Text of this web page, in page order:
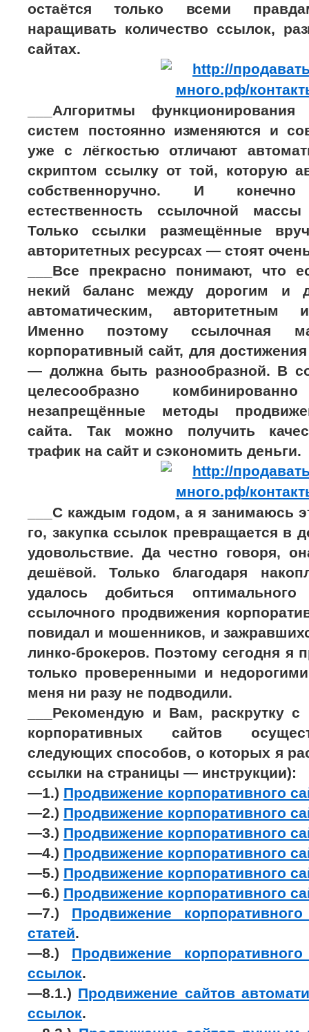
остаётся только всеми
наращивать количество ссылок,
сайтах.
___Алгоритмы
систем постоянно изменяются и
уже с лёгкостью отличают
скриптом ссылку от той, которую
собственноручно. И
естественность ссылочной
Только ссылки размещённые
авторитетных ресурсах — стоят
___Все прекрасно понимают, что
некий баланс между дорогим и
автоматическим, авторитетным
Именно поэтому ссылочная
корпоративный сайт, для
— должна быть разнообразной. В
целесообразно
незапрещённые методы
сайта. Так можно получить
трафик на сайт и сэкономить деньги.
___С каждым годом, а я занимаюсь
го, закупка ссылок превращается в
удовольствие. Да честно говоря,
дешёвой. Только благодаря
удалось добиться оптимального
ссылочного продвижения
повидал и мошенников, и
линко-брокеров. Поэтому сегодня я
только проверенными и
меня ни разу не подводили.
___Рекомендую и Вам, раскрутку
корпоративных сайтов
следующих способов, о которых я
ссылки на страницы — инструкции):
—1.) Продвижение корпоративного
—2.) Продвижение корпоративного
—3.) Продвижение корпоративного
—4.) Продвижение корпоративного
—5.) Продвижение корпоративного
—6.) Продвижение корпоративного
—7.) Продвижение
статей.
—8.) Продвижение
ссылок.
—8.1.) Продвижение сайтов
ссылок.